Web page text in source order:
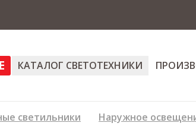
КАТАЛОГ СВЕТОТЕХНИКИ
светильники Наружное